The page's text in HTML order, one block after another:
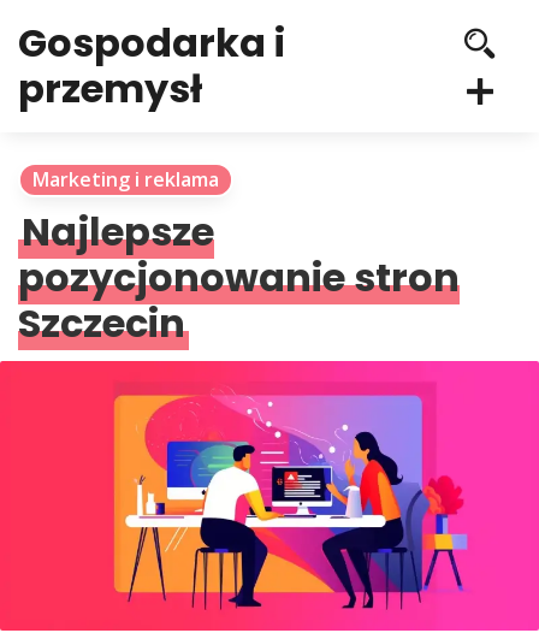
Gospodarka i
przemysł
Marketing i reklama
Najlepsze
pozycjonowanie stron
Szczecin